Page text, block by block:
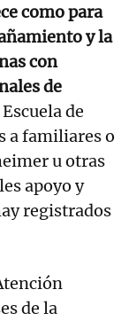
como para
y la
con
de
de
a familiares o
u otras
apoyo y
registrados
de la